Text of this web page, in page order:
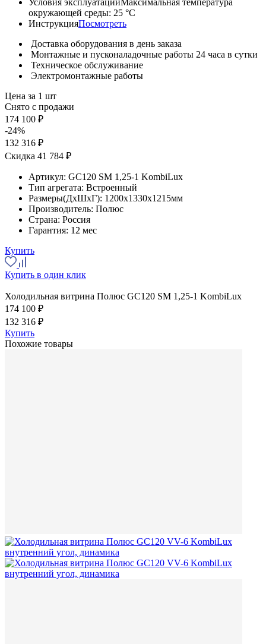
окружающей среды: 25 °С
ИнструкцияПосмотреть
Доставка оборудования в день заказа
Монтажные и пусконаладочные работы 24 часа в сутки
Техническое обслуживание
Электромонтажные работы
Цена за 1 шт
Снято с продажи
174 100 ₽
-24%
132 316 ₽
Скидка 41 784 ₽
Артикул: GC120 SM 1,25-1 KombiLux
Тип агрегата: Встроенный
Размеры(ДхШхГ): 1200x1330x1215мм
Производитель: Полюс
Страна: Россия
Гарантия: 12 мес
Купить
Купить в один клик
Холодильная витрина Полюс GC120 SM 1,25-1 KombiLux
174 100 ₽
132 316 ₽
Купить
Похожие товары